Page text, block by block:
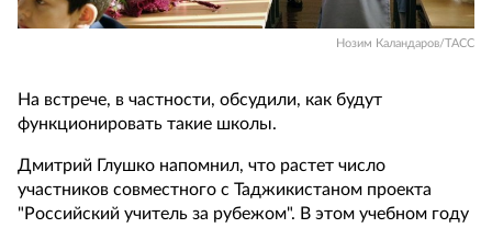
Нозим Каландаров/ТАСС
На встрече, в частности, обсудили, как будут
функционировать такие школы.
Дмитрий Глушко напомнил, что растет число
участников совместного с Таджикистаном проекта
"Российский учитель за рубежом". В этом учебном году